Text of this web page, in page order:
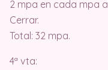
2 mpa en cada mpa
Cerrar.
Total: 32 mpa.
4ª vta: